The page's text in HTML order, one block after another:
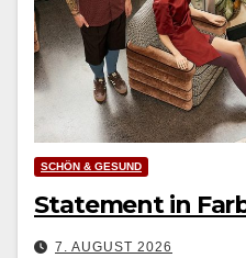
SCHÖN & GESUND
Statement in
7. AUGUST 2026